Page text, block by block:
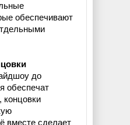
обеспечивают
до
обеспечат
концовки
вместе сделает